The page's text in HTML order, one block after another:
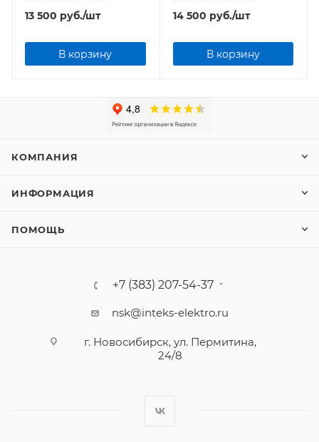
13 500 руб./шт
В корзину
14 500 руб./шт
В корзину
КОМПАНИЯ
ИНФОРМАЦИЯ
ПОМОЩЬ
+7 (383) 207-54-37
nsk@inteks-elektro.ru
г. Новосибирск, ул. Пермитина,
24/8